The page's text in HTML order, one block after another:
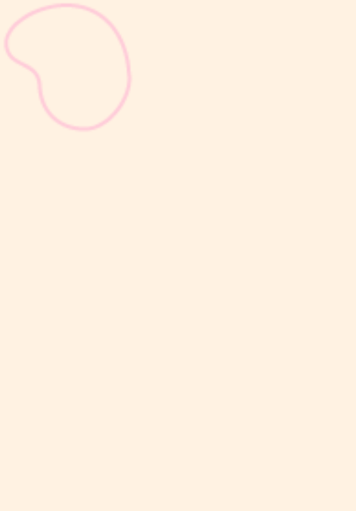
Masa nifas adalah periode pemulihan tubuh setelah melahirkan
yang dimulai sejak bayi lahir hingga organ reproduksi kembali